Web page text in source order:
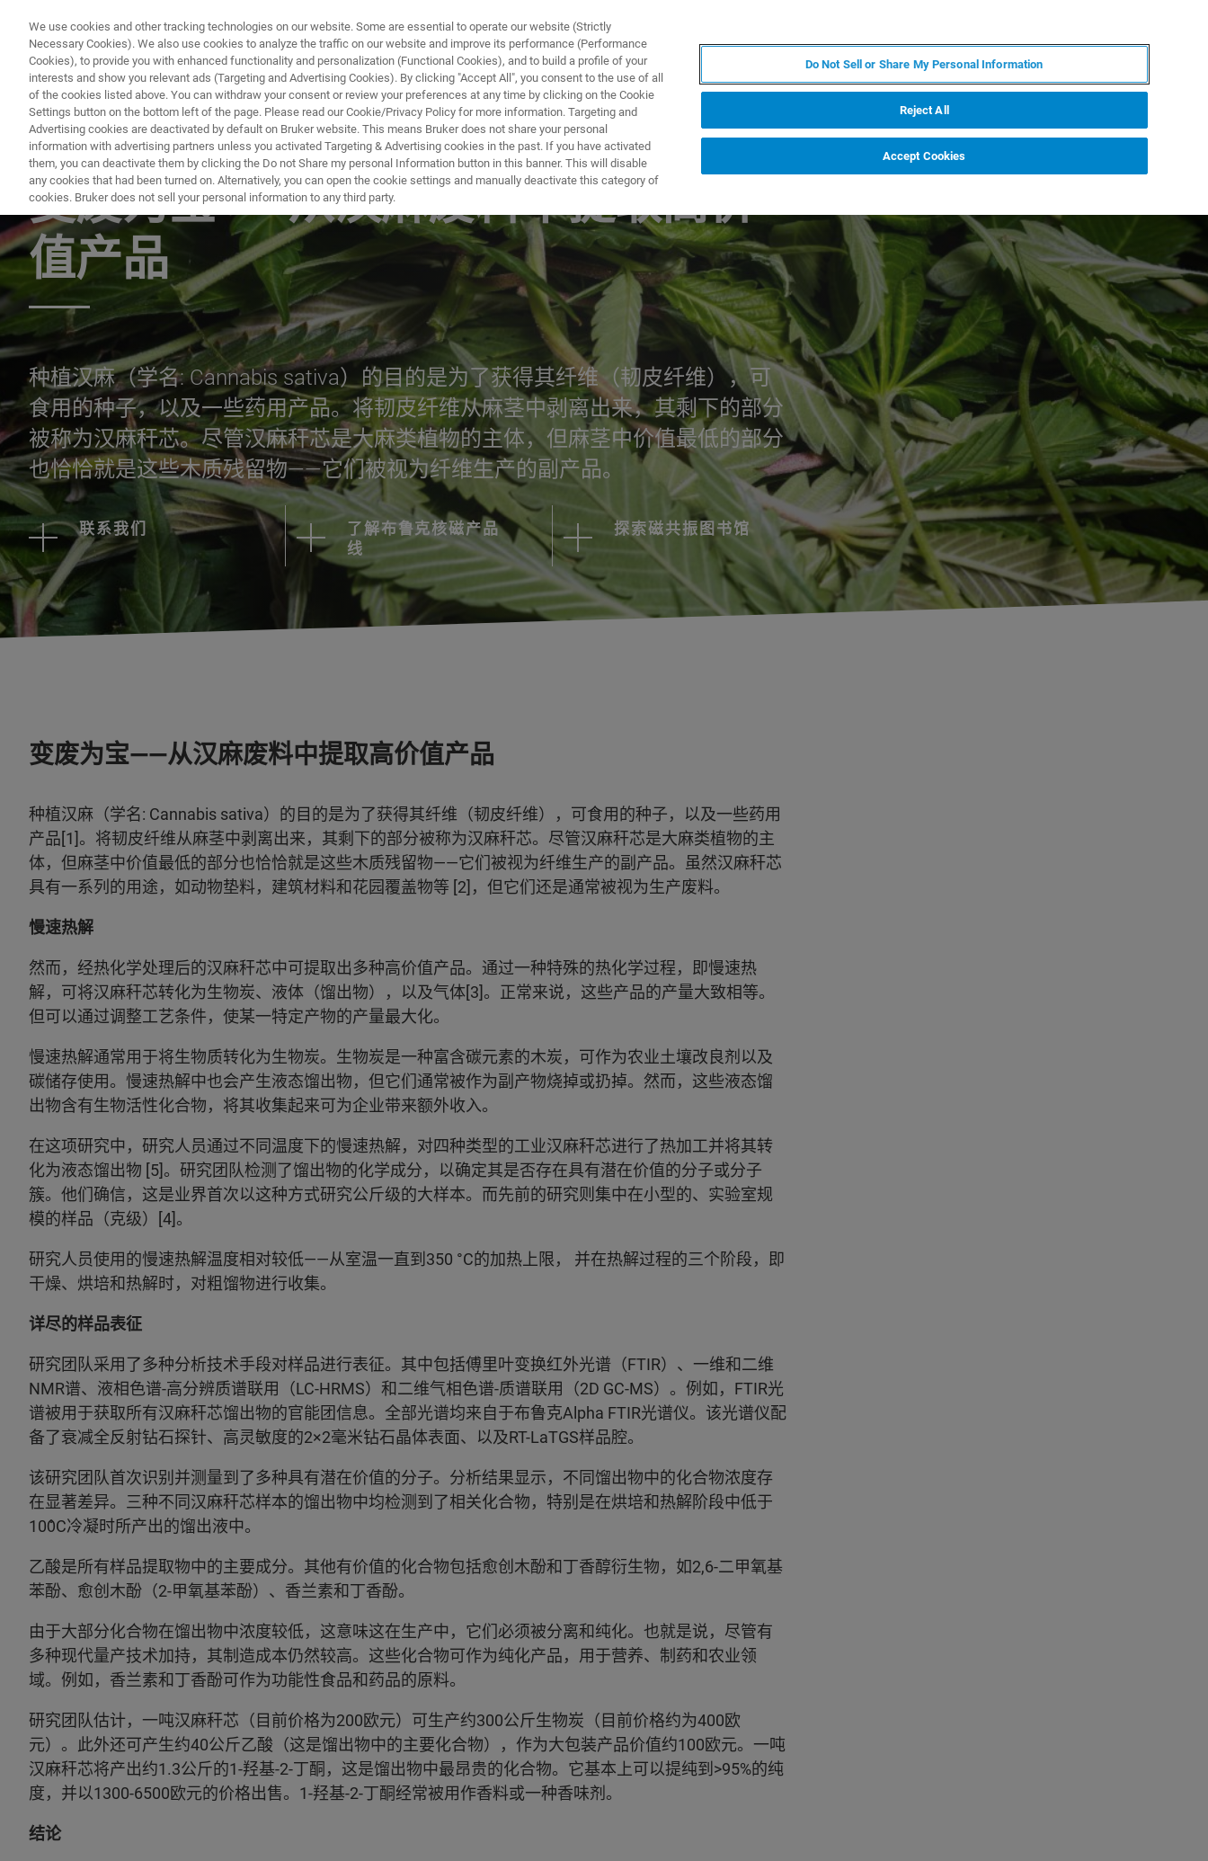
产品与解决方案
应用文档 - 磁共振
变废为宝——从汉麻废料中提取高价
值产品
种植汉麻（学名: Cannabis sativa）的目的是为了获得其纤维（韧皮纤维），可
食用的种子，以及一些药用产品。将韧皮纤维从麻茎中剥离出来，其剩下的部分
被称为汉麻秆芯。尽管汉麻秆芯是大麻类植物的主体，但麻茎中价值最低的部分
也恰恰就是这些木质残留物——它们被视为纤维生产的副产品。
联系我们
了解布鲁克核磁产品
线
探索磁共振图书馆
变废为宝——从汉麻废料中提取高价值产品
种植汉麻（学名: Cannabis sativa）的目的是为了获得其纤维（韧皮纤维），可食用的种子，以及一些药用
产品[1]。将韧皮纤维从麻茎中剥离出来，其剩下的部分被称为汉麻秆芯。尽管汉麻秆芯是大麻类植物的主
体，但麻茎中价值最低的部分也恰恰就是这些木质残留物——它们被视为纤维生产的副产品。虽然汉麻秆芯
具有一系列的用途，如动物垫料，建筑材料和花园覆盖物等 [2]，但它们还是通常被视为生产废料。
慢速热解
然而，经热化学处理后的汉麻秆芯中可提取出多种高价值产品。通过一种特殊的热化学过程，即慢速热
解，可将汉麻秆芯转化为生物炭、液体（馏出物），以及气体[3]。正常来说，这些产品的产量大致相等。
但可以通过调整工艺条件，使某一特定产物的产量最大化。
慢速热解通常用于将生物质转化为生物炭。生物炭是一种富含碳元素的木炭，可作为农业土壤改良剂以及
碳储存使用。慢速热解中也会产生液态馏出物，但它们通常被作为副产物烧掉或扔掉。然而，这些液态馏
出物含有生物活性化合物，将其收集起来可为企业带来额外收入。
在这项研究中，研究人员通过不同温度下的慢速热解，对四种类型的工业汉麻秆芯进行了热加工并将其转
化为液态馏出物 [5]。研究团队检测了馏出物的化学成分，以确定其是否存在具有潜在价值的分子或分子
簇。他们确信，这是业界首次以这种方式研究公斤级的大样本。而先前的研究则集中在小型的、实验室规
模的样品（克级）[4]。
研究人员使用的慢速热解温度相对较低——从室温一直到350 °C的加热上限， 并在热解过程的三个阶段，即
干燥、烘培和热解时，对粗馏物进行收集。
详尽的样品表征
研究团队采用了多种分析技术手段对样品进行表征。其中包括傅里叶变换红外光谱（FTIR）、一维和二维
NMR谱、液相色谱-高分辨质谱联用（LC-HRMS）和二维气相色谱-质谱联用（2D GC-MS）。例如，FTIR光
谱被用于获取所有汉麻秆芯馏出物的官能团信息。全部光谱均来自于布鲁克Alpha FTIR光谱仪。该光谱仪配
备了衰减全反射钻石探针、高灵敏度的2×2毫米钻石晶体表面、以及RT-LaTGS样品腔。
该研究团队首次识别并测量到了多种具有潜在价值的分子。分析结果显示，不同馏出物中的化合物浓度存
在显著差异。三种不同汉麻秆芯样本的馏出物中均检测到了相关化合物，特别是在烘培和热解阶段中低于
100̊C冷凝时所产出的馏出液中。
乙酸是所有样品提取物中的主要成分。其他有价值的化合物包括愈创木酚和丁香醇衍生物，如2,6-二甲氧基
苯酚、愈创木酚（2-甲氧基苯酚）、香兰素和丁香酚。
由于大部分化合物在馏出物中浓度较低，这意味这在生产中，它们必须被分离和纯化。也就是说，尽管有
多种现代量产技术加持，其制造成本仍然较高。这些化合物可作为纯化产品，用于营养、制药和农业领
域。例如，香兰素和丁香酚可作为功能性食品和药品的原料。
研究团队估计，一吨汉麻秆芯（目前价格为200欧元）可生产约300公斤生物炭（目前价格约为400欧
元）。此外还可产生约40公斤乙酸（这是馏出物中的主要化合物），作为大包装产品价值约100欧元。一吨
汉麻秆芯将产出约1.3公斤的1-羟基-2-丁酮，这是馏出物中最昂贵的化合物。它基本上可以提纯到>95%的纯
度，并以1300-6500欧元的价格出售。1-羟基-2-丁酮经常被用作香料或一种香味剂。
结论
We use cookies and other tracking technologies on our website. Some are essential to operate our website (Strictly
Necessary Cookies). We also use cookies to analyze the traffic on our website and improve its performance (Performance
Cookies), to provide you with enhanced functionality and personalization (Functional Cookies), and to build a profile of your
interests and show you relevant ads (Targeting and Advertising Cookies). By clicking "Accept All", you consent to the use of all
of the cookies listed above. You can withdraw your consent or review your preferences at any time by clicking on the Cookie
Settings button on the bottom left of the page. Please read our Cookie/Privacy Policy for more information. Targeting and
Advertising cookies are deactivated by default on Bruker website. This means Bruker does not share your personal
information with advertising partners unless you activated Targeting & Advertising cookies in the past. If you have activated
them, you can deactivate them by clicking the Do not Share my personal Information button in this banner. This will disable
any cookies that had been turned on. Alternatively, you can open the cookie settings and manually deactivate this category of
cookies. Bruker does not sell your personal information to any third party.
Do Not Sell or Share My Personal Information
Reject All
Accept Cookies